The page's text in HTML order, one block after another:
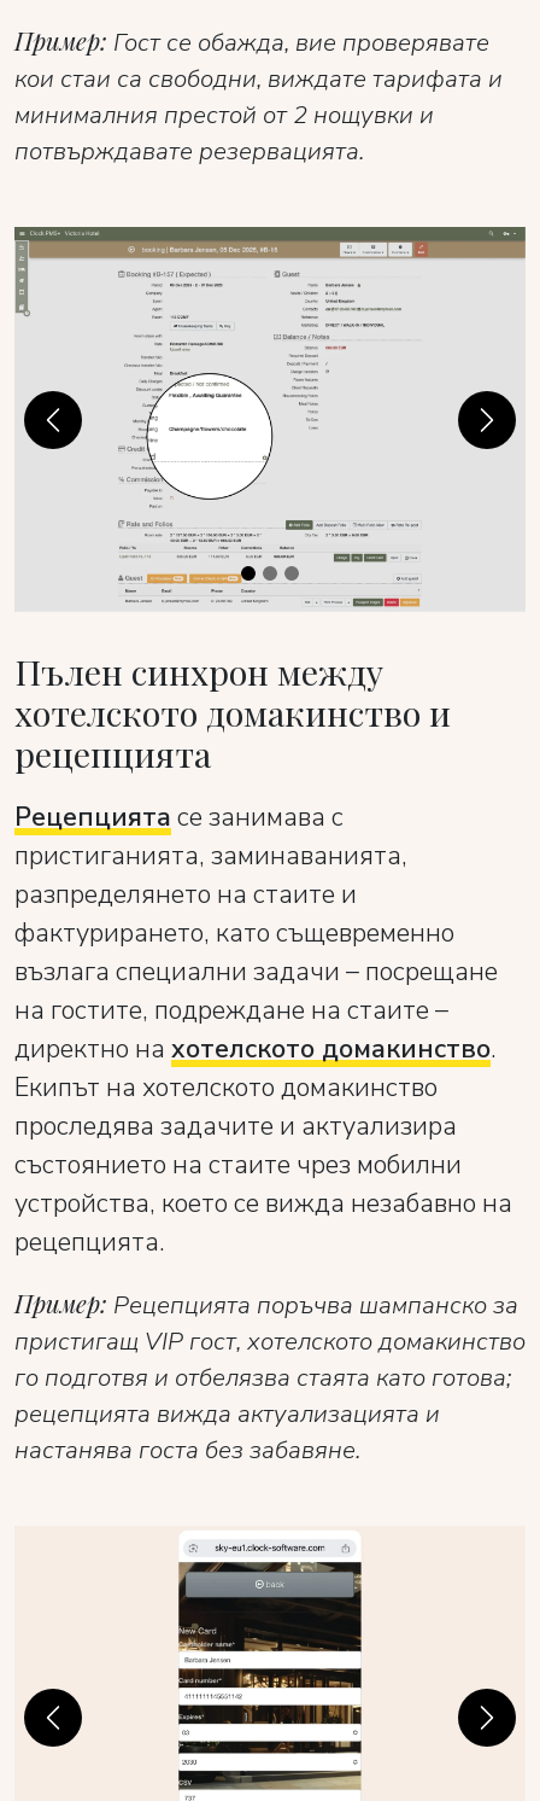
Пример: Гост се обажда, вие проверявате
кои стаи са свободни, виждате тарифата и
минималния престой от 2 нощувки и
потвърждавате резервацията.
Пълен синхрон между
хотелското домакинство и
рецепцията
Рецепцията се занимава с
пристиганията, заминаванията,
разпределянето на стаите и
фактурирането, като същевременно
възлага специални задачи – посрещане
на гостите, подреждане на стаите –
директно на хотелското домакинство.
Екипът на хотелското домакинство
проследява задачите и актуализира
състоянието на стаите чрез мобилни
устройства, което се вижда незабавно на
рецепцията.
Пример: Рецепцията поръчва шампанско за
пристигащ VIP гост, хотелското домакинство
го подготвя и отбелязва стаята като готова;
рецепцията вижда актуализацията и
настанява госта без забавяне.
Previous Next
Previous Next